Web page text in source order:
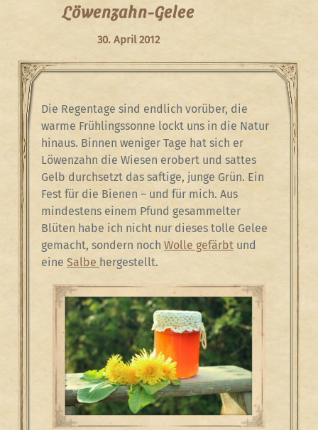
Löwenzahn-Gelee
30. April 2012
Die Regentage sind endlich vorüber, die
warme Frühlingssonne lockt uns in die Natur
hinaus. Binnen weniger Tage hat sich er
Löwenzahn die Wiesen erobert und sattes
Gelb durchsetzt das saftige, junge Grün. Ein
Fest für die Bienen – und für mich. Aus
mindestens einem Pfund gesammelter
Blüten habe ich nicht nur dieses tolle Gelee
gemacht, sondern noch Wolle gefärbt und
eine Salbe hergestellt.